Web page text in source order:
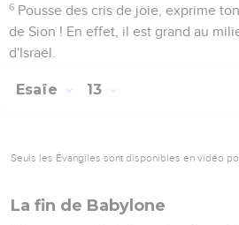
6 Pousse des cris de joie, exprime
de Sion ! En effet, il est grand au
d'Israël.
Esaïe 13
Seuls les Évangiles sont disponibles en vidéo
La fin de Babylone